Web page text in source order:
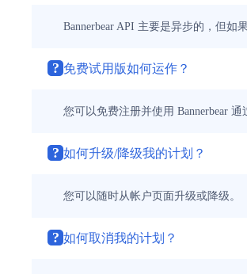
Bannerbear API 主要是异步的，但
? 免费试用版如何运作？
您可以免费注册并使用 Bannerbear
? 如何升级/降级我的计划？
您可以随时从帐户页面升级或降级。
? 如何取消我的计划？